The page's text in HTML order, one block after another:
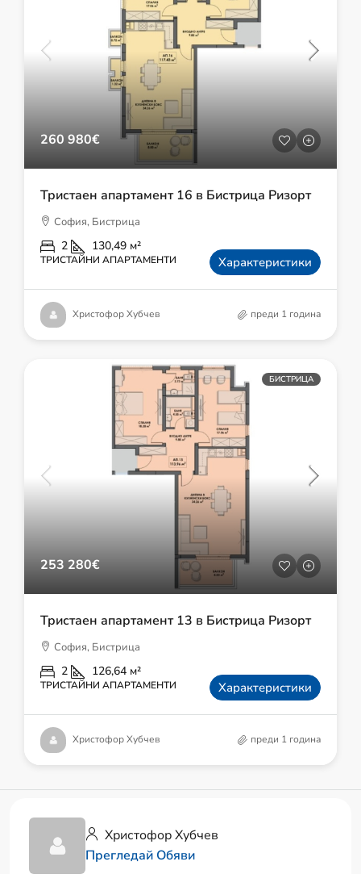
260 980€
Тристаен апартамент 16 в Бистрица Ризорт
София, Бистрица
2 130,49 м²
ТРИСТАЙНИ АПАРТАМЕНТИ Характеристики
Христофор Хубчев преди 1 година
БИСТРИЦА
253 280€
Тристаен апартамент 13 в Бистрица Ризорт
София, Бистрица
2 126,64 м²
ТРИСТАЙНИ АПАРТАМЕНТИ Характеристики
Христофор Хубчев преди 1 година
Христофор Хубчев
Прегледай Обяви